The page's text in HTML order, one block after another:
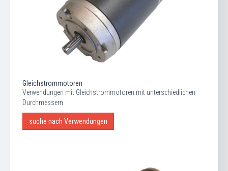
Gleichstrommotoren
Verwendungen mit Gleichstrommotoren mit unterschiedlichen
Durchmessern
suche nach Verwendungen